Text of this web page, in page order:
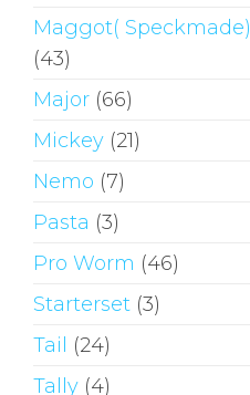
Maggot( Speckmade)
(43)
Major (66)
Mickey (21)
Nemo (7)
Pasta (3)
Pro Worm (46)
Starterset (3)
Tail
(24)
Tally (4)